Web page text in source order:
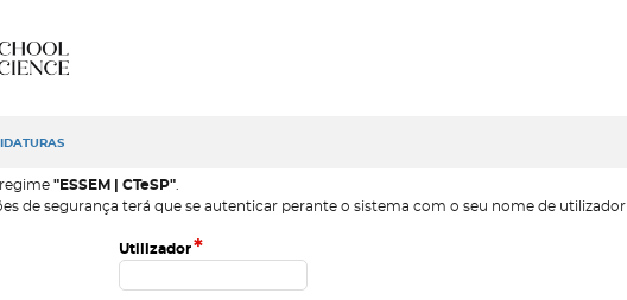
"ESSEM | CTeSP"
de segurança terá que se autenticar perante o sistema com o seu nome de utilizador
Utilizador*